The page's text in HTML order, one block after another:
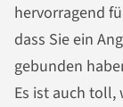
hervorragend
dass Sie ein
gebunden
Es ist auch toll,